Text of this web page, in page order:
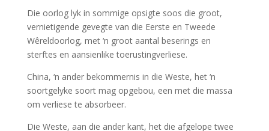
Die oorlog lyk in sommige opsigte soos die groot,
vernietigende gevegte van die Eerste en Tweede
Wêreldoorlog, met ‘n groot aantal beserings en
sterftes en aansienlike toerustingverliese.
China, ‘n ander bekommernis in die Weste, het ‘n
soortgelyke soort mag opgebou, een met die massa
om verliese te absorbeer.
Die Weste, aan die ander kant, het die afgelope twee